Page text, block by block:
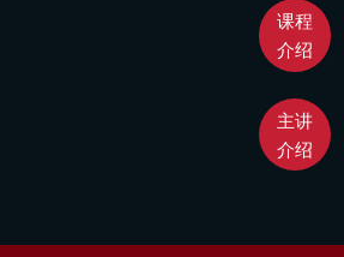
课程
介绍
主讲
介绍